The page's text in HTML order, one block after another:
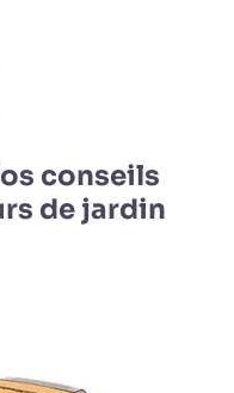
conseils
de jardin